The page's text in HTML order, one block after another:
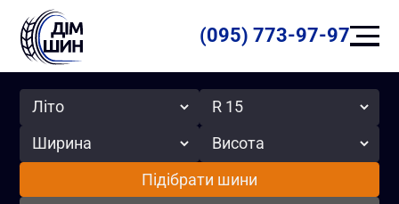
(095) 773-97-97
Сезон Радіус
Ширина Висота
Підібрати шини